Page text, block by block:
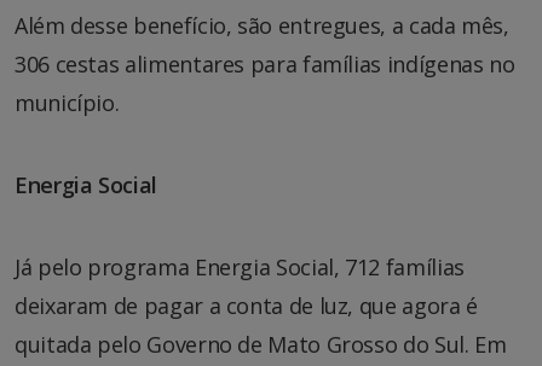
Além desse benefício, são entregues, a cada mês,
306 cestas alimentares para famílias indígenas no
município.
Energia Social
Já pelo programa Energia Social, 712 famílias
deixaram de pagar a conta de luz, que agora é
quitada pelo Governo de Mato Grosso do Sul. Em